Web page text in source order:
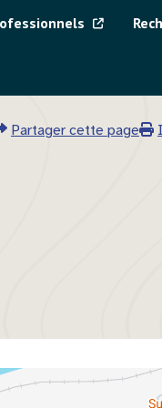
Partager cette page